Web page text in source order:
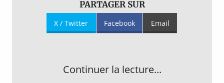
PARTAGER SUR
X / Twitter Facebook Email
Continuer la lecture...